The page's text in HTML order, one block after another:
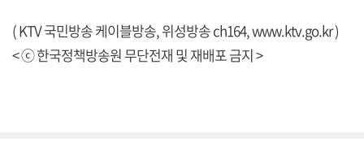
( KTV 국민방송 케이블방송, 위성방송 ch164,www.ktv.go.kr)
< ⓒ 한국정책방송원 무단전재 및 재배포 금지 >